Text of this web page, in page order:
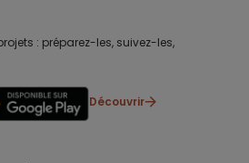
: préparez-les, suivez-les,
Découvrir